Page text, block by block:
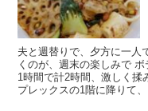
夫と週替りで、夕方に一人
くのが、週末の楽しみで
1時間で計2時間、激しく揉
プレックスの1階に降りて、